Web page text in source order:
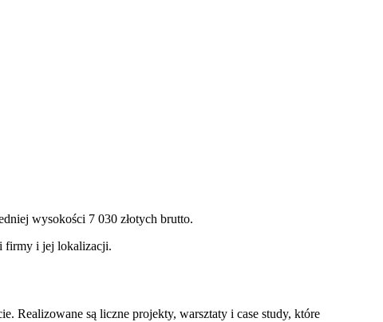
wysokości 7 030 złotych brutto.
firmy i jej lokalizacji.
Realizowane są liczne projekty, warsztaty i case study, które